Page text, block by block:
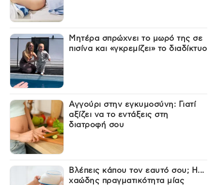
Μητέρα σπρώχνει το μωρό της σε
πισίνα και «γκρεμίζει» το διαδίκτυο
Αγγούρι στην εγκυμοσύνη: Γιατί
αξίζει να το εντάξεις στη
διατροφή σου
Βλέπεις κάπου τον εαυτό σου; Η...
χαώδης πραγματικότητα μίας